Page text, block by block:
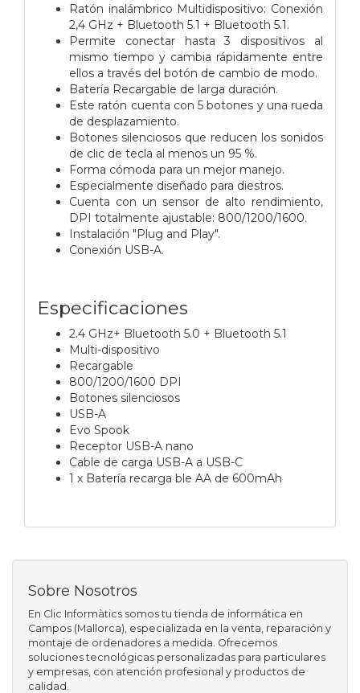
Ratón inalámbrico Multidispositivo: Conexión
2,4 GHz + Bluetooth 5.1 + Bluetooth 5.1.
Permite conectar hasta 3 dispositivos al
mismo tiempo y cambia rápidamente entre
ellos a través del botón de cambio de modo.
Batería Recargable de larga duración.
Este ratón cuenta con 5 botones y una rueda
de desplazamiento.
Botones silenciosos que reducen los sonidos
de clic de tecla al menos un 95 %.
Forma cómoda para un mejor manejo.
Especialmente diseñado para diestros.
Cuenta con un sensor de alto rendimiento,
DPI totalmente ajustable: 800/1200/1600.
Instalación "Plug and Play".
Conexión USB-A.
Especificaciones
2.4 GHz+ Bluetooth 5.0 + Bluetooth 5.1
Multi-dispositivo
Recargable
800/1200/1600 DPI
Botones silenciosos
USB-A
Evo Spook
Receptor USB-A nano
Cable de carga USB-A a USB-C
1 x Batería recarga ble AA de 600mAh
Sobre Nosotros
En Clic Informàtics somos tu tienda de informática en
Campos (Mallorca), especializada en la venta, reparación y
montaje de ordenadores a medida. Ofrecemos
soluciones tecnológicas personalizadas para particulares
y empresas, con atención profesional y productos de
calidad.